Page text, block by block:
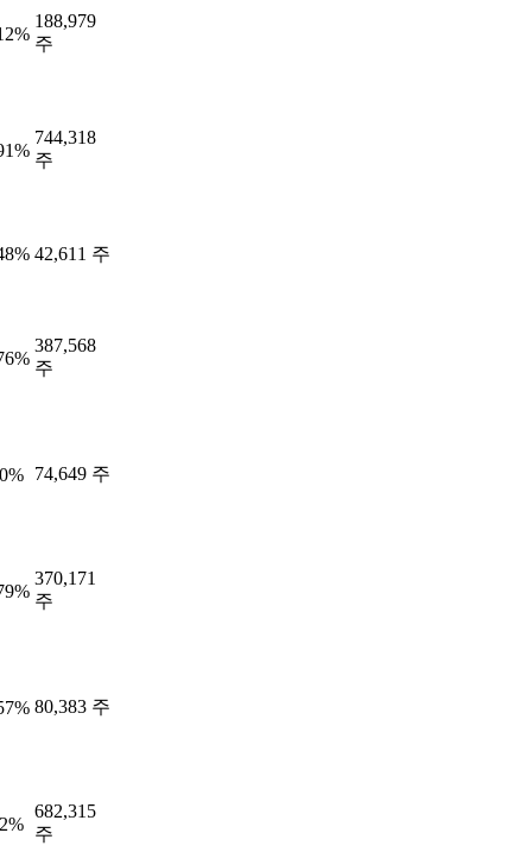
188,979
주
744,318
주
42,611 주
387,568
주
74,649 주
370,171
주
80,383 주
682,315
주